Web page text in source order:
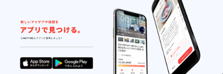
願い致
しま
す。 ご
帰宅時
受け取
り希望
の場合
は不要
です。
半年間
有効の
お店で
使える
ゴール
ド会員
カード
提供♡
✱郵送